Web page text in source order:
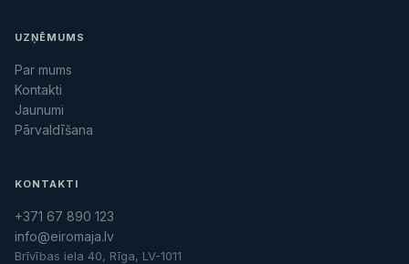
UZŅĒMUMS
Par mums
Kontakti
Jaunumi
Pārvaldīšana
KONTAKTI
+371 67 890 123
info@eiromaja.lv
Brīvības iela 40, Rīga, LV-1011